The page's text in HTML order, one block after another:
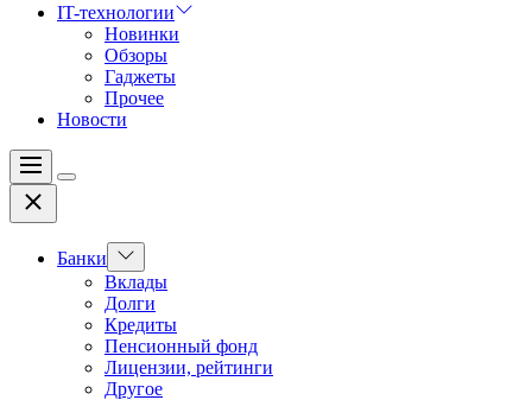
IT-технологии
Новинки
Обзоры
Гаджеты
Прочее
Новости
Меню
Цвет
Закрыть
Банки
Показать
подменю
Вклады
Долги
Кредиты
Пенсионный фонд
Лицензии, рейтинги
Другое